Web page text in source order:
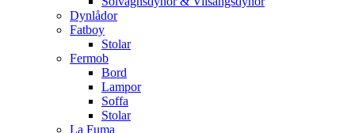
Dynlådor
Fatboy
Stolar
Fermob
Bord
Lampor
Soffa
Stolar
La Fuma